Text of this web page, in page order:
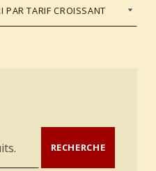
RECHERCHE